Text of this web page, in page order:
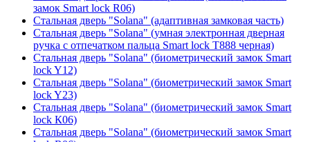
замок Smart lock R06)
Стальная дверь "Solana" (адаптивная замковая часть)
Стальная дверь "Solana" (умная электронная дверная
ручка с отпечатком пальца Smart lock T888 черная)
Стальная дверь "Solana" (биометрический замок Smart
lock Y12)
Стальная дверь "Solana" (биометрический замок Smart
lock Y23)
Стальная дверь "Solana" (биометрический замок Smart
lock К06)
Стальная дверь "Solana" (биометрический замок Smart